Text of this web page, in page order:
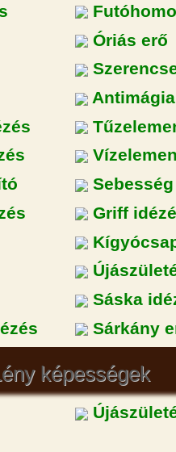
Óriás erő
Antimágia
Griff
Sáska
Sárkány
képességek